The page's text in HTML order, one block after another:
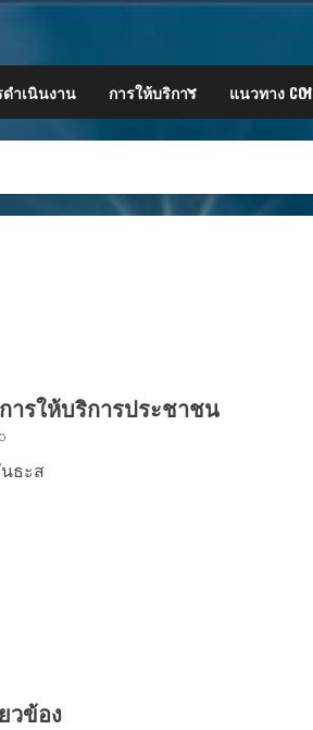
ำเนินงาน การให้บริการ แนวทาง COI
รให้บริการประชาชน
ธะส
วข้อง